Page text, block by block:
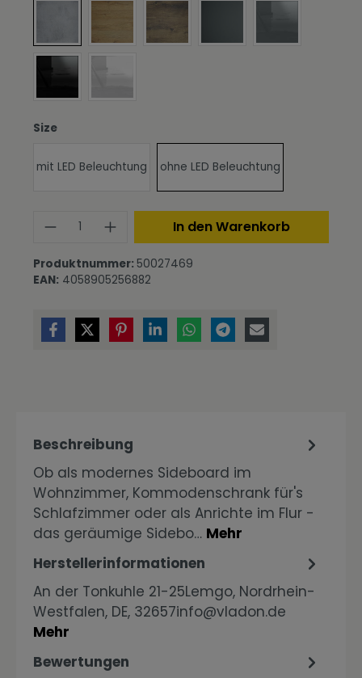
Eiche NaturEiche Ribbeck
Sizeauswählen
mit LED Beleuchtung ohne LED Beleuchtung
Produkt Anzahl: Gib den
In den Warenkorb
Produktnummer: 50027469
EAN: 4058905256882
Beschreibung
Ob als modernes Sideboard im
Wohnzimmer, Kommodenschrank für's
Schlafzimmer oder als Anrichte im Flur -
das geräumige Sidebo… Mehr
Herstellerinformationen
An der Tonkuhle 21-25Lemgo, Nordrhein-
Westfalen, DE, 32657info@vladon.de
Mehr
Bewertungen